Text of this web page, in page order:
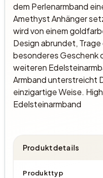
dem Perlenarmband
Amethyst Anhänger
wird von einem
Design abrundet, Trage
besonderes Geschenk
weiteren
Armband unterstreicht
einzigartige Weise.
Edelsteinarmband
Produktdetails
Produkttyp